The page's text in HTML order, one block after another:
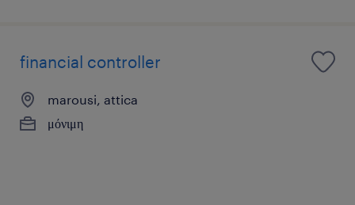
financial controller
marousi, attica
μόνιμη